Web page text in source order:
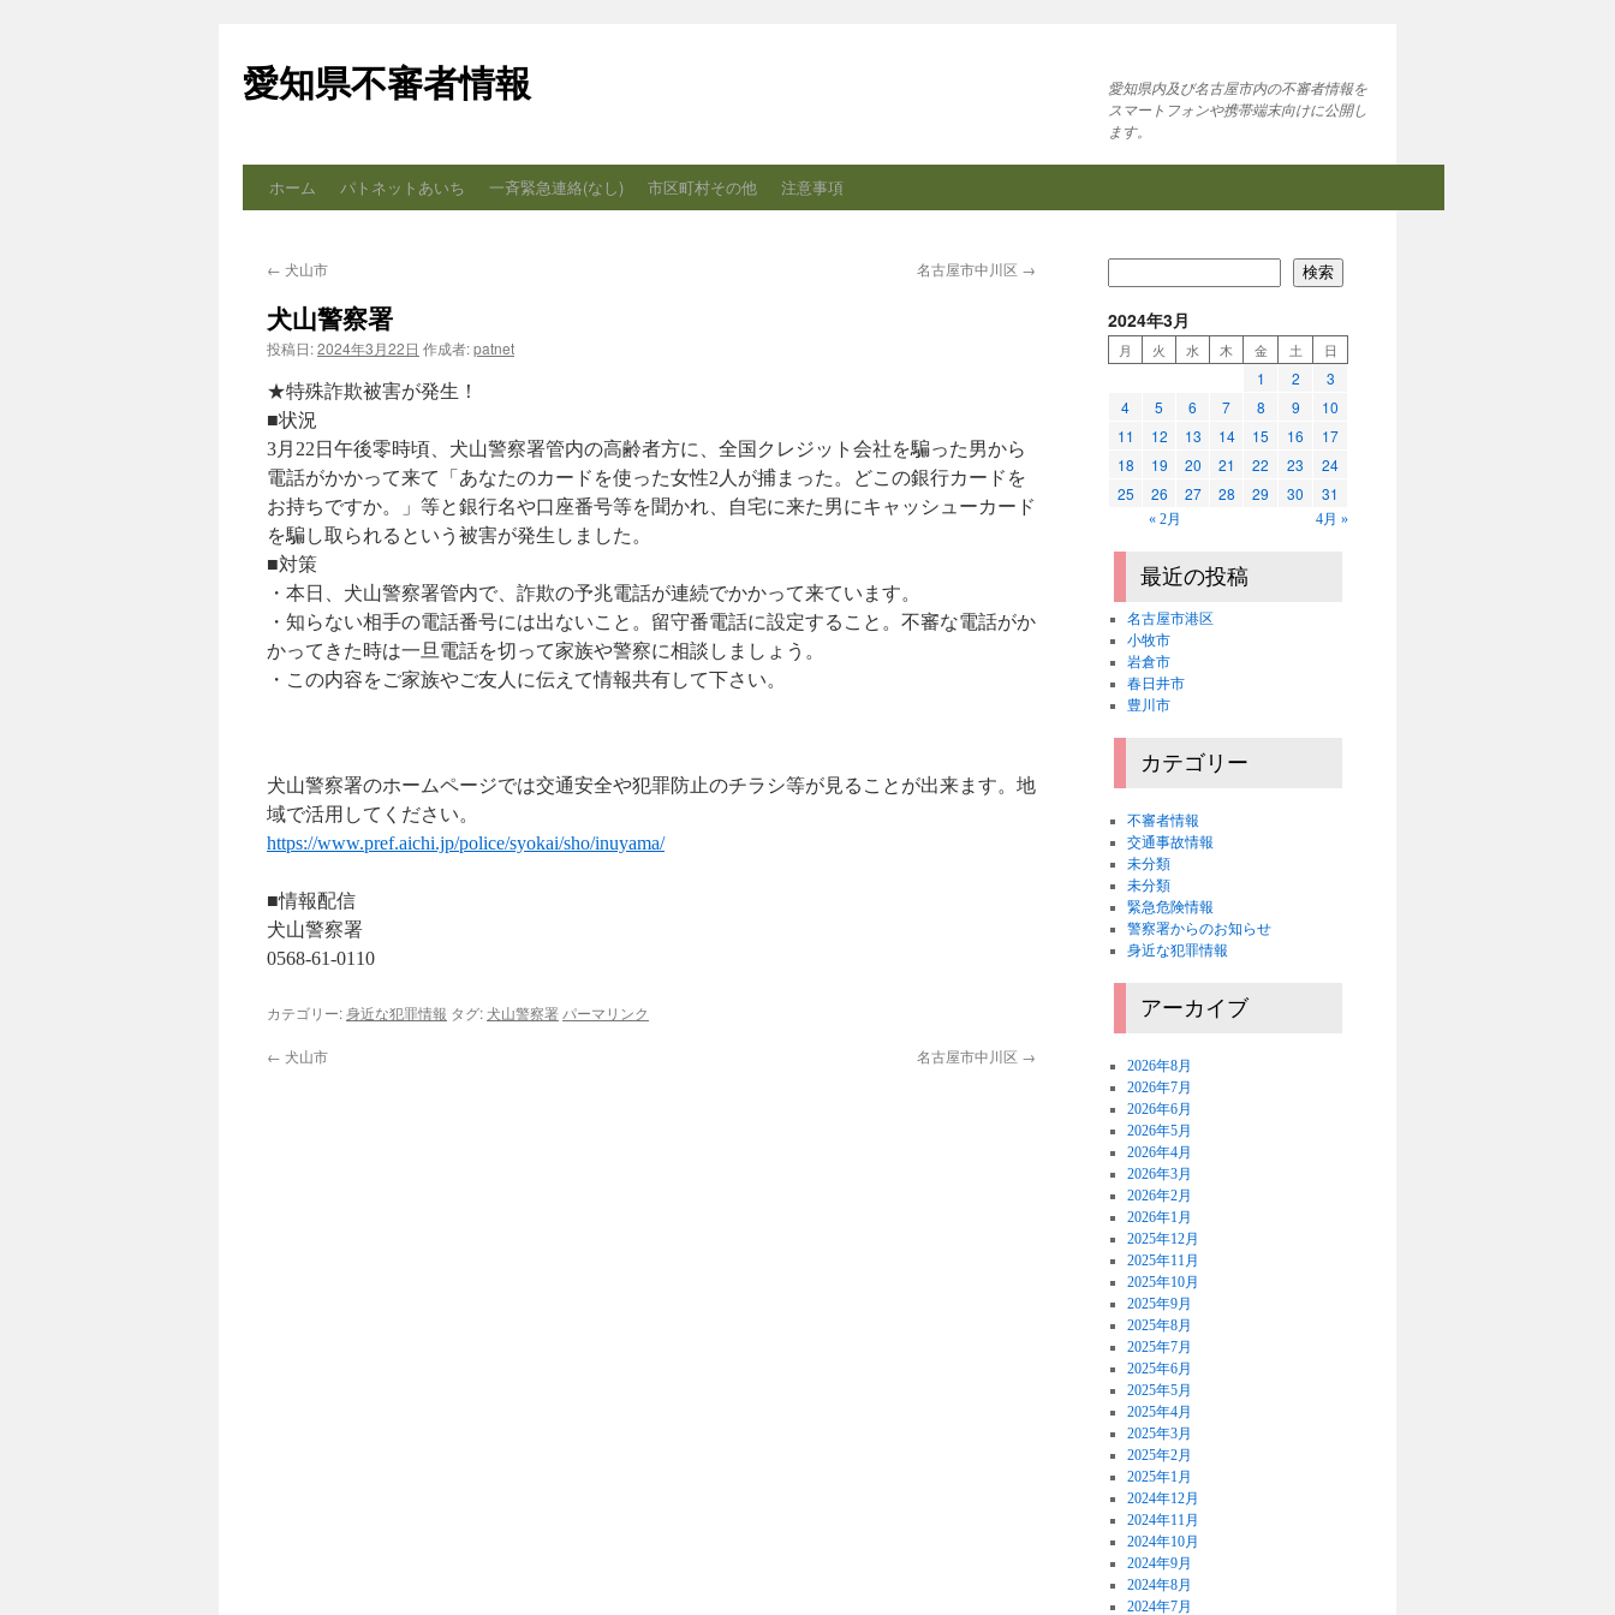
テ
ン
ス
ッ
愛知県不審者情報
愛知県内及び名古屋市内の不審者情報を
スマートフォンや携帯端末向けに公開し
ます。
ホーム パトネットあいち 一斉緊急連絡(なし) 市区町村その他 注意事項
← 犬山市 名古屋市中川区 →
犬山警察署
投稿日:2024年3月22日 作成者:patnet
★特殊詐欺被害が発生！
■状況
3月22日午後零時頃、犬山警察署管内の高齢者方に、全国クレジット会社を騙った男から
電話がかかって来て「あなたのカードを使った女性2人が捕まった。どこの銀行カードを
お持ちですか。」等と銀行名や口座番号等を聞かれ、自宅に来た男にキャッシューカード
を騙し取られるという被害が発生しました。
■対策
・本日、犬山警察署管内で、詐欺の予兆電話が連続でかかって来ています。
・知らない相手の電話番号には出ないこと。留守番電話に設定すること。不審な電話がか
かってきた時は一旦電話を切って家族や警察に相談しましょう。
・この内容をご家族やご友人に伝えて情報共有して下さい。
犬山警察署のホームページでは交通安全や犯罪防止のチラシ等が見ることが出来ます。地
域で活用してください。
https://www.pref.aichi.jp/police/syokai/sho/inuyama/
■情報配信
犬山警察署
0568-61-0110
カテゴリー:身近な犯罪情報 タグ:犬山警察署 パーマリンク
← 犬山市 名古屋市中川区 →
検索
2024年3月
月 火 水 木 金 土 日
1 2
3
4
5 6 7 8 9
10
11
12 13 14 15 16
17
18
19 20 21 22 23
24
25
26 27 28 29 30 31
« 2月 4月 »
最近の投稿
名古屋市港区
小牧市
岩倉市
春日井市
豊川市
カテゴリー
不審者情報
交通事故情報
未分類
未分類
緊急危険情報
警察署からのお知らせ
身近な犯罪情報
アーカイブ
2026年8月
2026年7月
2026年6月
2026年5月
2026年4月
2026年3月
2026年2月
2026年1月
2025年12月
2025年11月
2025年10月
2025年9月
2025年8月
2025年7月
2025年6月
2025年5月
2025年4月
2025年3月
2025年2月
2025年1月
2024年12月
2024年11月
2024年10月
2024年9月
2024年8月
2024年7月